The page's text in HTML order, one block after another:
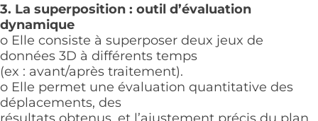
3. La superposition : outil d’évaluation
dynamique
o Elle consiste à superposer deux jeux de
données 3D à différents temps
(ex : avant/après traitement).
o Elle permet une évaluation quantitative des
déplacements, des